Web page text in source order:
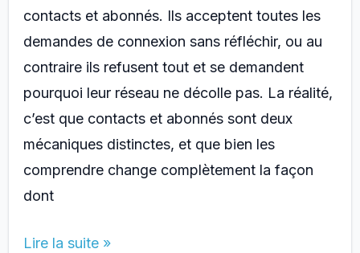
contacts et abonnés. Ils acceptent toutes les
demandes de connexion sans réfléchir, ou au
contraire ils refusent tout et se demandent
pourquoi leur réseau ne décolle pas. La réalité,
c’est que contacts et abonnés sont deux
mécaniques distinctes, et que bien les
comprendre change complètement la façon
dont
Linkedin
Lire la suite »